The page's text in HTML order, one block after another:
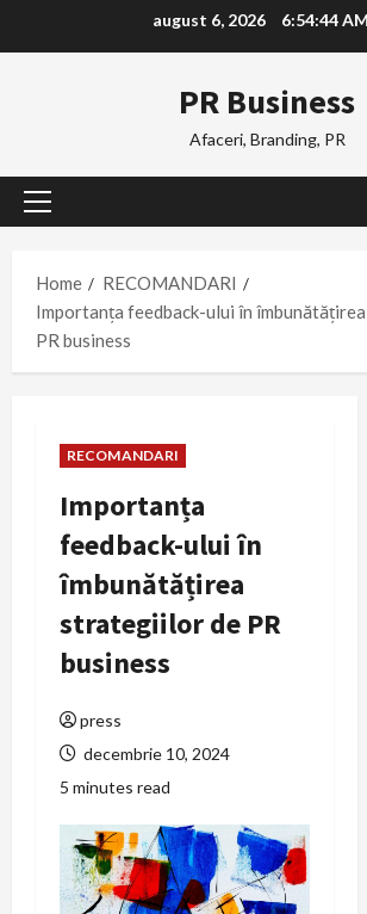
august 6, 2026 6:54:45 AM
PR Business
Afaceri, Branding, PR
Primary
Home
RECOMANDARI
Importanța feedback-ului în
PR business
RECOMANDARI
Importanța
feedback-ului în
îmbunătățirea
strategiilor de PR
business
press
decembrie 10, 2024
5 minutes read